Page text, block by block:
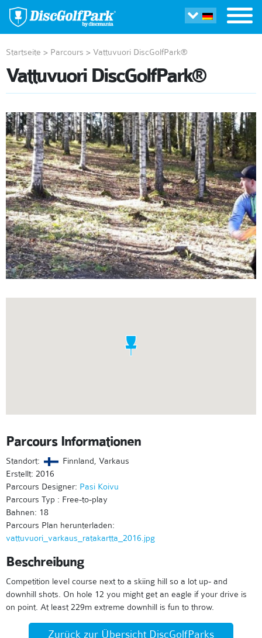
Startseite > Parcours > Vattuvuori DiscGolfPark®
Vattuvuori DiscGolfPark®
Parcours Informationen
Standort:
Finnland, Varkaus
Erstellt: 2016
Parcours Designer: Pasi Koivu
Parcours Typ : Free-to-play
Bahnen: 18
Parcours Plan herunterladen:
vattuvuori_varkaus_ratakartta_2016.jpg
Beschreibung
Competition level course next to a skiing hill so a lot up- and
downhill shots. On hole 12 you might get an eagle if your drive is
on point. At least 229m extreme downhill is fun to throw.
Zurück zur Übersicht DiscGolfParks